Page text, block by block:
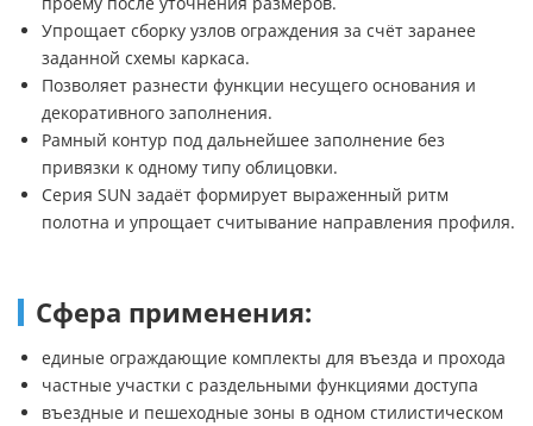
Упрощает сборку узлов ограждения за счёт заранее
заданной схемы каркаса.
Позволяет разнести функции несущего основания и
декоративного заполнения.
Рамный контур под дальнейшее заполнение без
привязки к одному типу облицовки.
Серия SUN задаёт формирует выраженный ритм
полотна и упрощает считывание направления профиля.
Сфера применения:
единые ограждающие комплекты для въезда и прохода
частные участки с раздельными функциями доступа
въездные и пешеходные зоны в одном стилистическом